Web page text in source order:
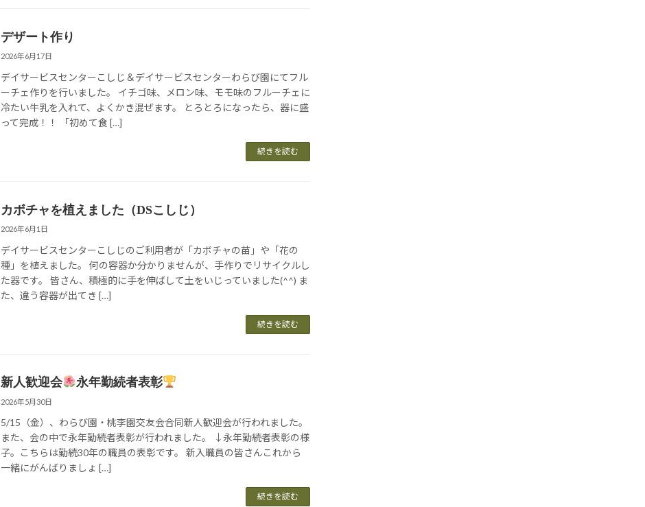
デザート作り
2026年6月17日
デイサービスセンターこしじ＆デイサービスセンターわらび園にてフル
ーチェ作りを行いました。 イチゴ味、メロン味、モモ味のフルーチェに
冷たい牛乳を入れて、よくかき混ぜます。 とろとろになったら、器に盛
って完成！！ 「初めて食 […]
続きを読む
カボチャを植えました（DSこしじ）
2026年6月1日
デイサービスセンターこしじのご利用者が「カボチャの苗」や「花の
種」を植えました。 何の容器か分かりませんが、手作りでリサイクルし
た器です。 皆さん、積極的に手を伸ばして土をいじっていました(^^) ま
た、違う容器が出てき […]
続きを読む
新人歓迎会 永年勤続者表彰
2026年5月30日
5/15（金）、わらび園・桃李園交友会合同新人歓迎会が行われました。
また、会の中で永年勤続者表彰が行われました。 ↓永年勤続者表彰の様
子。こちらは勤続30年の職員の表彰です。 新入職員の皆さんこれから
一緒にがんばりましょ […]
続きを読む